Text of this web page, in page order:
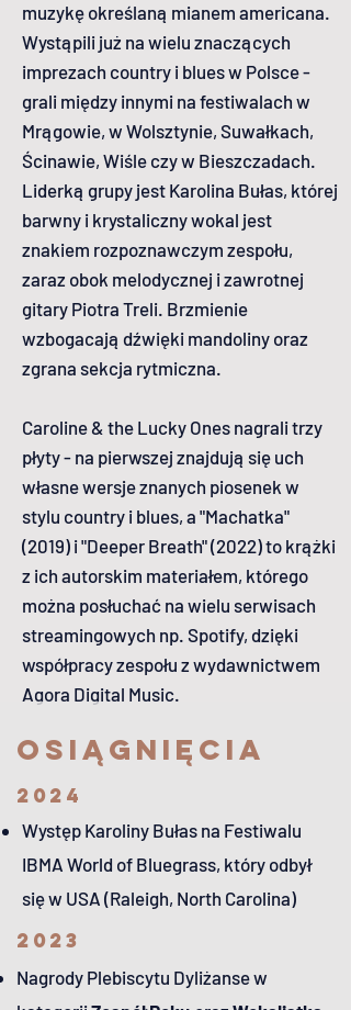
muzykę określaną mianem americana.
Wystąpili już na wielu znaczących
imprezach country i blues w Polsce -
grali między innymi na festiwalach w
Mrągowie, w Wolsztynie, Suwałkach,
Ścinawie, Wiśle czy w Bieszczadach.
Liderką grupy jest Karolina Bułas, której
barwny i krystaliczny wokal jest
znakiem rozpoznawczym zespołu,
zaraz obok melodycznej i zawrotnej
gitary Piotra Treli. Brzmienie
wzbogacają dźwięki mandoliny oraz
zgrana sekcja rytmiczna.
Caroline & the Lucky Ones nagrali trzy
płyty - na pierwszej znajdują się uch
własne wersje znanych piosenek w
stylu country i blues, a "Machatka"
(2019) i "Deeper Breath" (2022) to krążki
z ich autorskim materiałem, którego
można posłuchać na wielu serwisach
streamingowych np. Spotify, dzięki
współpracy zespołu z wydawnictwem
Agora Digital Music.
Osiągnięcia
2024
Występ Karoliny Bułas na Festiwalu
IBMA World of Bluegrass, który odbył
się w USA (Raleigh, North Carolina)
2023
Nagrody Plebiscytu Dyliżanse w